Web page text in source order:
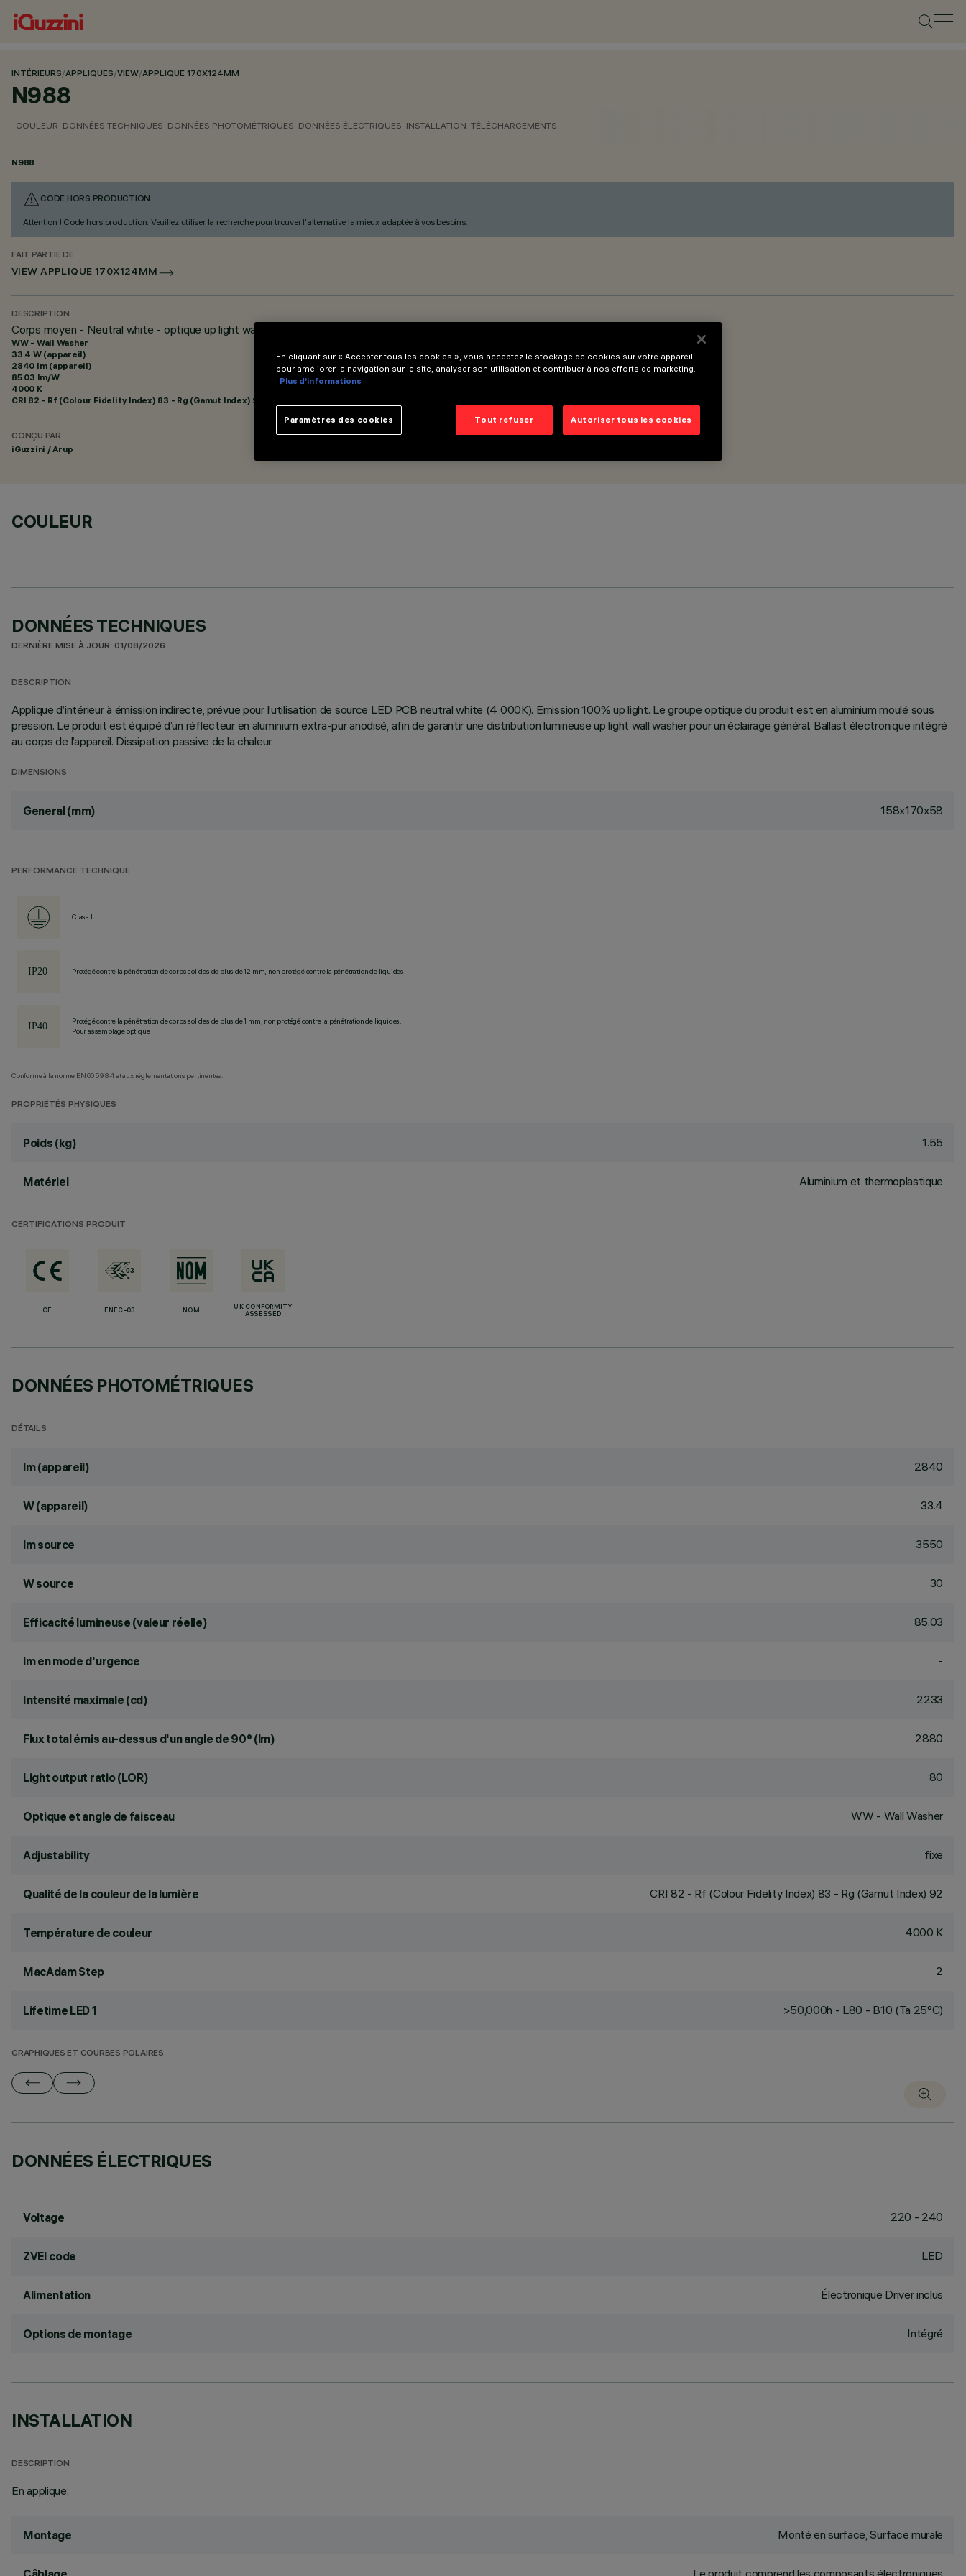
INTÉRIEURS/APPLIQUES/VIEW/APPLIQUE 170X124MM
N988
COULEUR DONNÉES TECHNIQUES DONNÉES PHOTOMÉTRIQUES DONNÉES ÉLECTRIQUES INSTALLATION TÉLÉCHARGEMENTS
N988
CODE HORS PRODUCTION
Attention ! Code hors production. Veuillez utiliser la recherche pour trouver l'alternative la mieux adaptée à vos besoins.
FAIT PARTIE DE
VIEW APPLIQUE 170X124MM
DESCRIPTION
Corps moyen - Neutral white - optique up light wall washer
WW - Wall Washer
33.4 W (appareil)
2840 lm (appareil)
85.03 lm/W
4000 K
CRI 82 - Rf (Colour Fidelity Index) 83 - Rg (Gamut Index) 92
CONÇU PAR
iGuzzini / Arup
COULEUR
DONNÉES TECHNIQUES
DERNIÈRE MISE À JOUR: 01/08/2026
DESCRIPTION
Applique d’intérieur à émission indirecte, prévue pour l’utilisation de source LED PCB neutral white (4 000K). Emission 100% up light. Le groupe optique du produit est en aluminium moulé sous
pression. Le produit est équipé d’un réflecteur en aluminium extra-pur anodisé, afin de garantir une distribution lumineuse up light wall washer pour un éclairage général. Ballast électronique intégré
au corps de l’appareil. Dissipation passive de la chaleur.
DIMENSIONS
General (mm) 158x170x58
PERFORMANCE TECHNIQUE
Class I
Protégé contre la pénétration de corps solides de plus de 12 mm, non protégé contre la pénétration de liquides.
Protégé contre la pénétration de corps solides de plus de 1 mm, non protégé contre la pénétration de liquides.
Pour assemblage optique
Conforme à la norme EN60598-1 et aux réglementations pertinentes.
PROPRIÉTÉS PHYSIQUES
Poids (kg) 1.55
Matériel Aluminium et thermoplastique
CERTIFICATIONS PRODUIT
CE ENEC-03 NOM
UK CONFORMITY
ASSESSED
DONNÉES PHOTOMÉTRIQUES
DÉTAILS
lm (appareil) 2840
W (appareil) 33.4
lm source 3550
W source 30
Efficacité lumineuse (valeur réelle) 85.03
lm en mode d'urgence -
Intensité maximale (cd) 2233
Flux total émis au-dessus d'un angle de 90° (lm) 2880
Light output ratio (LOR) 80
Optique et angle de faisceau WW - Wall Washer
Adjustability fixe
Qualité de la couleur de la lumière CRI 82 - Rf (Colour Fidelity Index) 83 - Rg (Gamut Index) 92
Température de couleur 4000 K
MacAdam Step 2
Lifetime LED 1 >50,000h - L80 - B10 (Ta 25°C)
GRAPHIQUES ET COURBES POLAIRES
DONNÉES ÉLECTRIQUES
Voltage 220 - 240
ZVEI code LED
Alimentation Électronique Driver inclus
Options de montage Intégré
INSTALLATION
DESCRIPTION
En applique;
Montage Monté en surface, Surface murale
Le produit comprend les composants électroniques
En cliquant sur « Accepter tous les cookies », vous acceptez le stockage de cookies sur votre appareil
pour améliorer la navigation sur le site, analyser son utilisation et contribuer à nos efforts de marketing.
Plus d’informations
Tout refuser Autoriser tous les cookies
Paramètres des cookies